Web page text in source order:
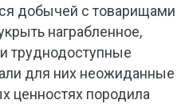
добычей с товарищами
награбленное,
труднодоступные
для них неожиданные
ценностях породила